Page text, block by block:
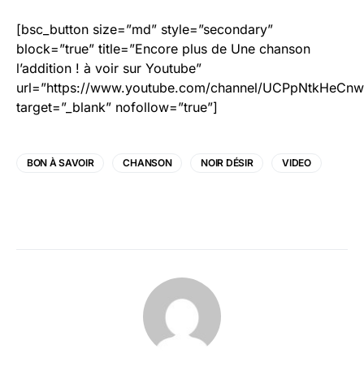
[bsc_button size=”md” style=”secondary”
block=”true” title=”Encore plus de Une chanson
l’addition ! à voir sur Youtube”
url=”https://www.youtube.com/channel/
target=”_blank” nofollow=”true”]
BON À SAVOIR CHANSON NOIR DÉSIR VIDEO